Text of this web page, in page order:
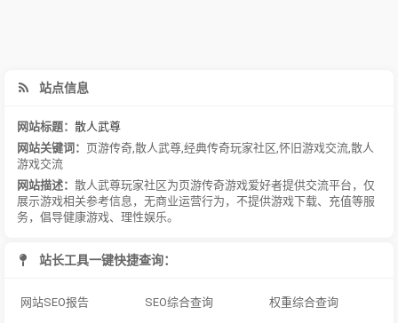
站点信息
网站标题： 散人武尊
网站关键词： 页游传奇 散人武尊 经典传奇玩家社区 怀旧游戏交流 散人
游戏交流
网站描述： 散人武尊玩家社区为页游传奇游戏爱好者提供交流平台，仅
展示游戏相关参考信息，无商业运营行为，不提供游戏下载、充值等服
务，倡导健康游戏、理性娱乐。
站长工具一键快捷查询：
网站SEO报告 SEO综合查询 权重综合查询